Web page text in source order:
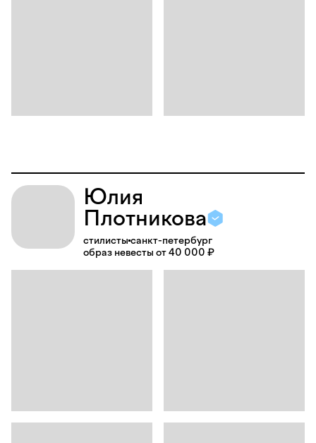
Юлия
Плотникова
стилисты санкт-петербург
образ невесты от 40 000 ₽